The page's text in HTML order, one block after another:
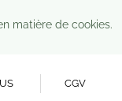
matière de cookies.
CGV